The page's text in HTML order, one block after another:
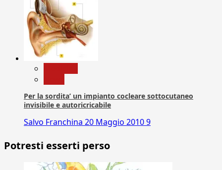
Per la sordita’ un impianto cocleare sottocutaneo
invisibile e autoricricabile
Salvo Franchina 20 Maggio 20109
Potresti esserti perso